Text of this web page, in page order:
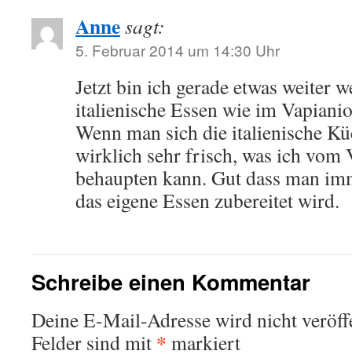
Annesagt:
5. Februar 2014 um 14:30 Uhr
Jetzt bin ich gerade etwas weiter
italienische Essen wie im
Wenn man sich die italienische
wirklich sehr frisch, was ich vom
behaupten kann. Gut dass man
das eigene Essen zubereitet wird.
Schreibe einen Kommentar
Deine E-Mail-Adresse wird nicht
Felder sind mit * markiert